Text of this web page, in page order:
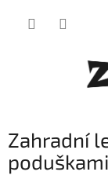
Zahradní